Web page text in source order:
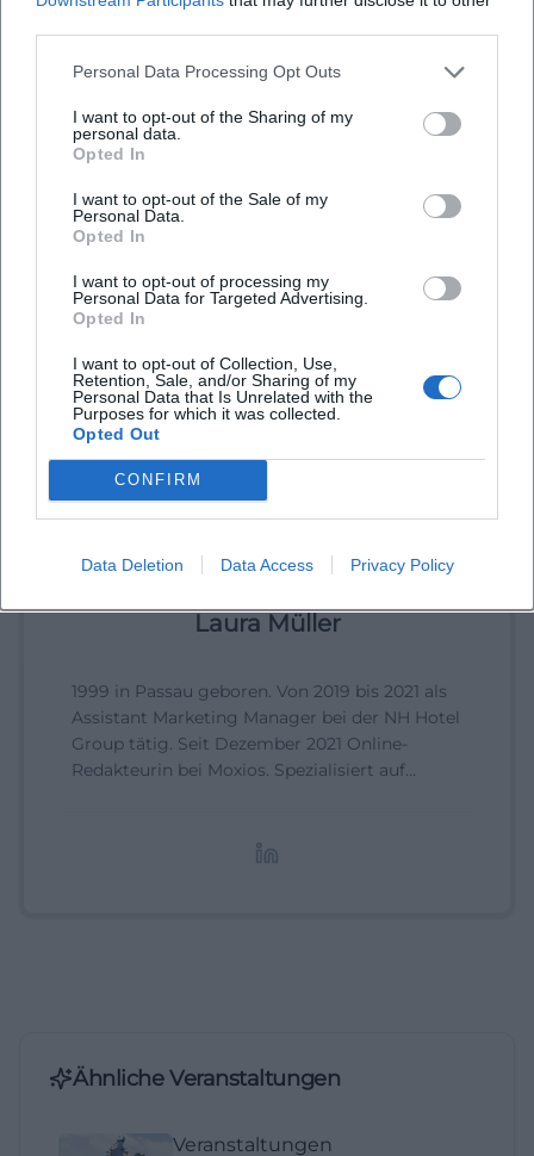
Personal Data Processing Opt Outs
I want to opt-out of the Sharing of my
personal data.
Opted In
I want to opt-out of the Sale of my
Personal Data.
Opted In
I want to opt-out of processing my
Personal Data for Targeted Advertising.
Opted In
I want to opt-out of Collection, Use,
Retention, Sale, and/or Sharing of my
Personal Data that Is Unrelated with the
Purposes for which it was collected.
Opted Out
CONFIRM
Data Deletion Data Access Privacy Policy
Tickets buchen
Laura Müller
1999 in Passau geboren. Von 2019 bis 2021 als
Assistant Marketing Manager bei der NH Hotel
Group tätig. Seit Dezember 2021 Online-
Redakteurin bei Moxios. Spezialisiert auf
Ähnliche Veranstaltungen
Veranstaltungen